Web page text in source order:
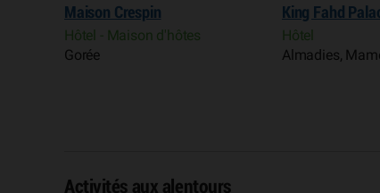
Maison Crespin
Hôtel - Maison d'hôtes
Gorée
King Fahd
Hôtel
Almadies,
Activités aux alentours